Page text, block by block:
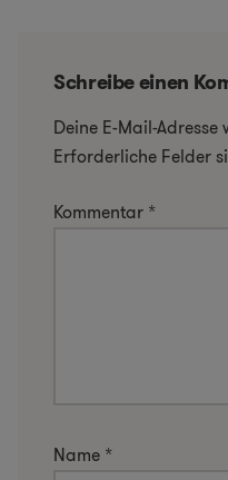
Schreibe einen
Deine E-Mail-
Erforderliche Felder
Kommentar *
Name *